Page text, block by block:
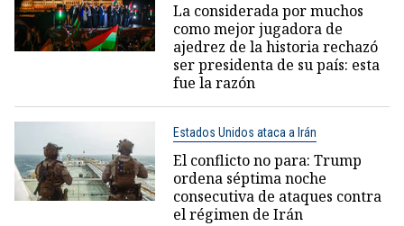
La considerada por muchos
como mejor jugadora de
ajedrez de la historia rechazó
ser presidenta de su país: esta
fue la razón
Estados Unidos ataca a Irán
El conflicto no para: Trump
ordena séptima noche
consecutiva de ataques contra
el régimen de Irán